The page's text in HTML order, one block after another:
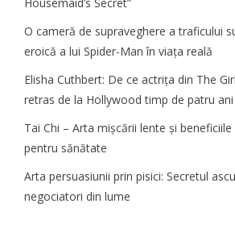
O cameră de supraveghere a traficului
eroică a lui Spider-Man în viața reală
Elisha Cuthbert: De ce actrița din The
retras de la Hollywood timp de patru ani
Tai Chi – Arta mișcării lente și
pentru sănătate
Arta persuasiunii prin pisici: Secretul
negociatori din lume